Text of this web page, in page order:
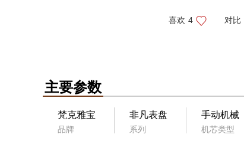
喜欢 4 对比
主要参数
梵克雅宝
品牌
非凡表盘
系列
手动机械
机芯类型